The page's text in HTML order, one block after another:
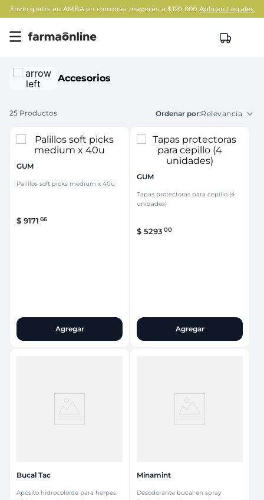
Envío gratis en AMBA en compras mayores a $120.000 Aplican Legales
Accesorios
25 Productos Relevancia
GUM
Palillos soft picks medium x 40u
$ 9171 66
Agregar
GUM
Tapas protectoras para cepillo (4
unidades)
$ 5293 00
Agregar
Bucal Tac
Apósito hidrocoloide para herpes
Minamint
Desodorante bucal en spray